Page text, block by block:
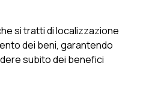
si tratti di localizzazione
dei beni, garantendo
subito dei benefici